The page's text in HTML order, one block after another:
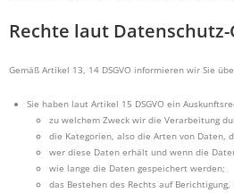
Rechte laut
Gemäß Artikel 13, 14 DSGVO informieren wir Sie
Sie haben laut Artikel 15 DSGVO ein
zu welchem Zweck wir die Verarbeitung
die Kategorien, also die Arten von Daten,
wer diese Daten erhält und wenn die
wie lange die Daten gespeichert werden;
das Bestehen des Rechts auf